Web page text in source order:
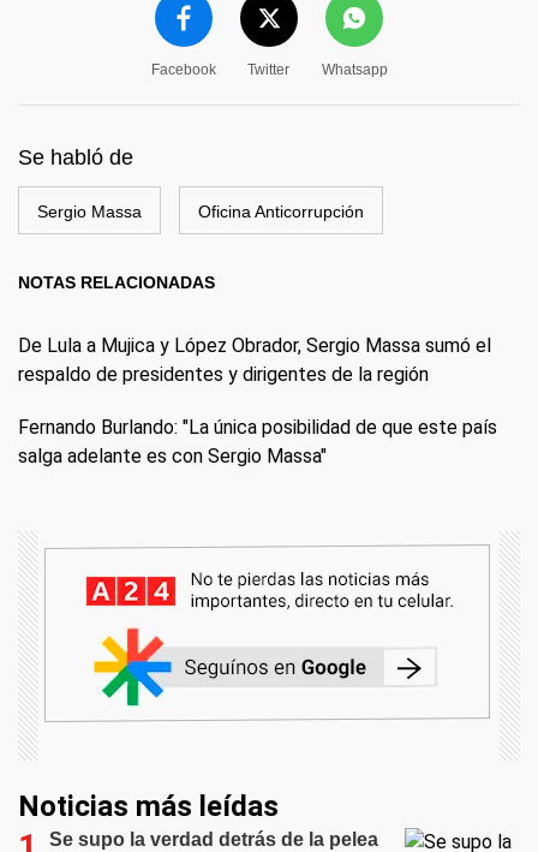
Facebook Twitter Whatsapp
Se habló de
Sergio Massa Oficina Anticorrupción
NOTAS RELACIONADAS
De Lula a Mujica y López Obrador, Sergio Massa sumó el
respaldo de presidentes y dirigentes de la región
Fernando Burlando: "La única posibilidad de que este país
salga adelante es con Sergio Massa"
Noticias más leídas
Se supo la verdad detrás de la pelea